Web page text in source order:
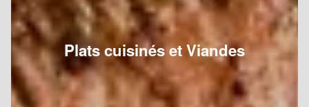
Plats cuisinés et Viandes